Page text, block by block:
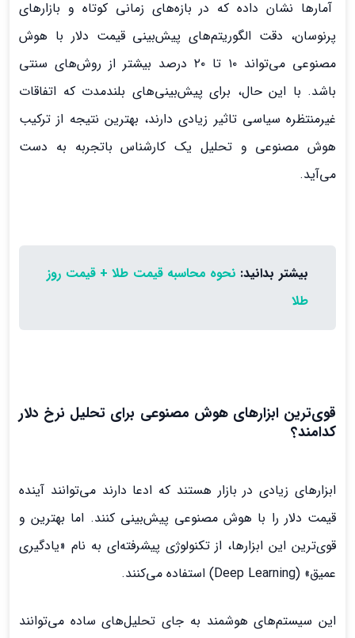
آمارها نشان داده که در بازه‌های زمانی کوتاه و بازارهای
پرنوسان، دقت الگوریتم‌های پیش‌بینی قیمت دلار با هوش
مصنوعی می‌تواند ۱۰ تا ۲۰ درصد بیشتر از روش‌های سنتی
باشد. با این حال، برای پیش‌بینی‌های بلندمدت که اتفاقات
غیرمنتظره سیاسی تاثیر زیادی دارند، بهترین نتیجه از ترکیب
هوش مصنوعی و تحلیل یک کارشناس باتجربه به دست
می‌آید.
بیشتر بدانید: نحوه محاسبه قیمت طلا + قیمت روز
طلا
قوی‌ترین ابزارهای هوش مصنوعی برای تحلیل نرخ دلار
کدامند؟
ابزارهای زیادی در بازار هستند که ادعا دارند می‌توانند آینده
قیمت دلار را با هوش مصنوعی پیش‌بینی کنند. اما بهترین و
قوی‌ترین این ابزارها، از تکنولوژی پیشرفته‌ای به نام «یادگیری
عمیق» (Deep Learning) استفاده می‌کنند.
این سیستم‌های هوشمند به جای تحلیل‌های ساده می‌توانند